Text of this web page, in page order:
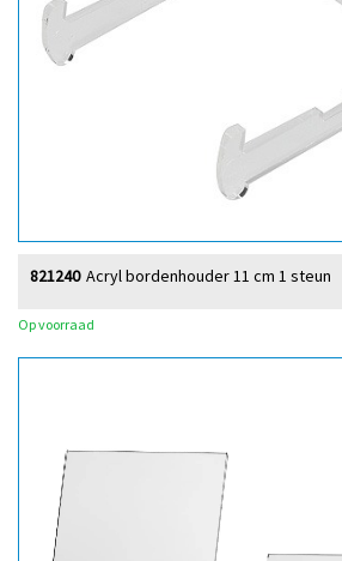
Acryl bordenhouder 11 cm 1 steun
821240
Op voorraad